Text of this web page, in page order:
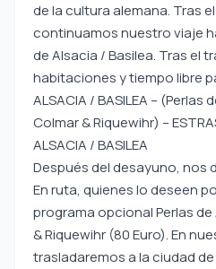
de la cultura alemana. Tras
continuamos nuestro viaje
de Alsacia / Basilea. Tras el
habitaciones y tiempo libre
ALSACIA / BASILEA – (Perlas
Colmar & Riquewihr) –
ALSACIA / BASILEA
Después del desayuno, nos
En ruta, quienes lo deseen
programa opcional Perlas
& Riquewihr (80 Euro). En
trasladaremos a la ciudad